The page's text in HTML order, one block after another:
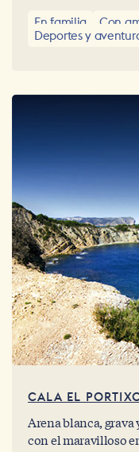
del mediterráneo.
En familia Con
Deportes y
CALA EL
Arena blanca, grava
con el maravilloso